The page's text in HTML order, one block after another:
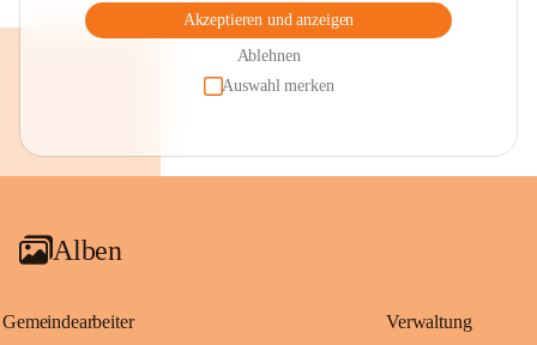
Akzeptieren und anzeigen
Ablehnen
Auswahl merken
Alben
Gemeindearbeiter Verwaltung